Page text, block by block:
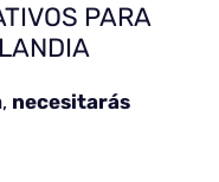
PARA
necesitarás